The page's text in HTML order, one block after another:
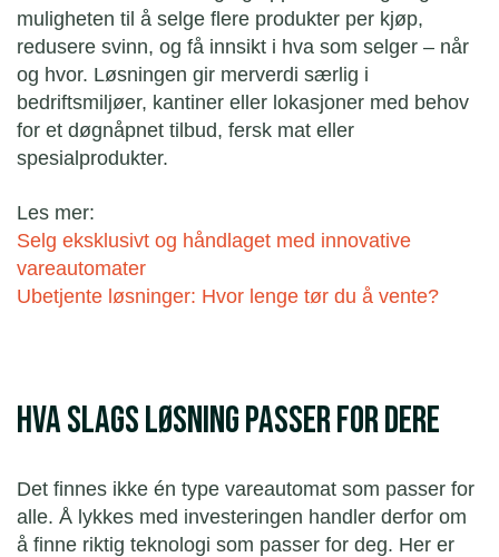
muligheten til å selge flere produkter per kjøp,
redusere svinn, og få innsikt i hva som selger – når
og hvor. Løsningen gir merverdi særlig i
bedriftsmiljøer, kantiner eller lokasjoner med behov
for et døgnåpnet tilbud, fersk mat eller
spesialprodukter.
Les mer:
Selg eksklusivt og håndlaget med innovative
vareautomater
Ubetjente løsninger: Hvor lenge tør du å vente?
Hva slags løsning passer for dere
Det finnes ikke én type vareautomat som passer for
alle. Å lykkes med investeringen handler derfor om
å finne riktig teknologi som passer for deg. Her er